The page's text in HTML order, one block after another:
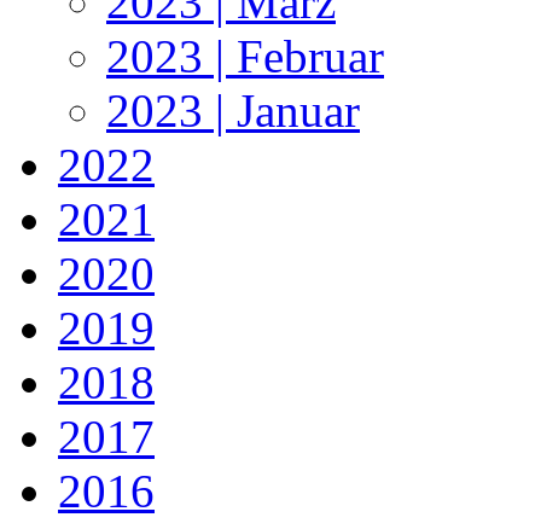
2023 | Februar
2023 | Januar
2022
2021
2020
2019
2018
2017
2016